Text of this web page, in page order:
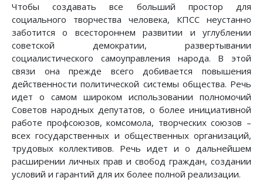
Чтобы создавать все больший простор для
социального творчества человека, КПСС неустанно
заботится о всестороннем развитии и углублении
советской демократии, развертывании
социалистического самоуправления народа. В этой
связи она прежде всего добивается повышения
действенности политической системы общества. Речь
идет о самом широком использовании полномочий
Советов народных депутатов, о более инициативной
работе профсоюзов, комсомола, творческих союзов –
всех государственных и общественных организаций,
трудовых коллективов. Речь идет и о дальнейшем
расширении личных прав и свобод граждан, создании
условий и гарантий для их более полной реализации.